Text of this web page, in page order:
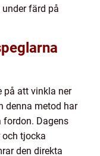
färd på
på att vinkla ner
denna metod har
fordon. Dagens
tjocka
den direkta